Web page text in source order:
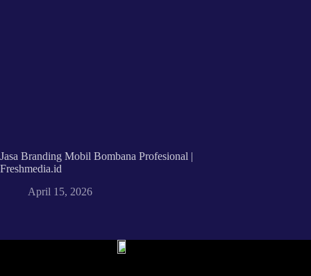
Jasa Branding Mobil Bombana Profesional |
Freshmedia.id
April 15, 2026